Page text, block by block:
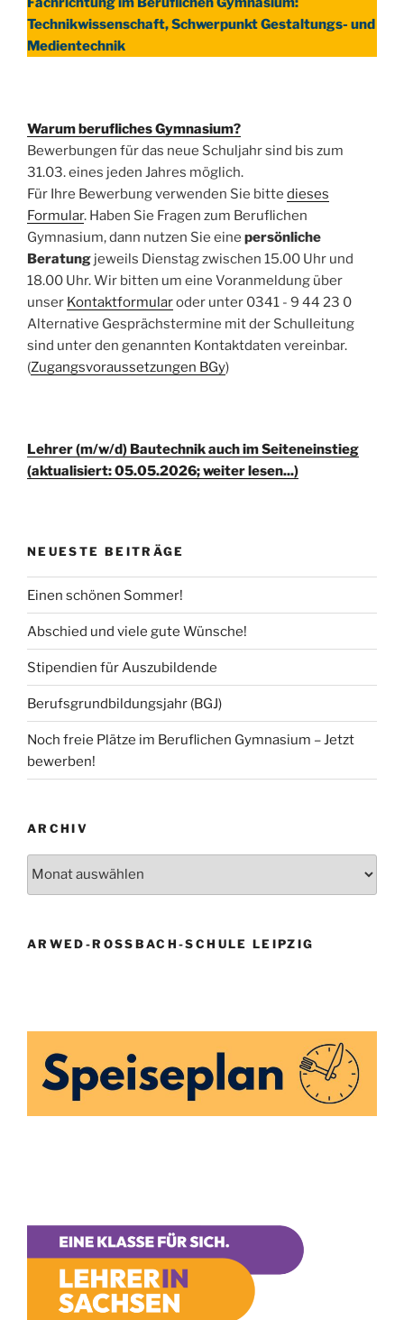
Technikwissenschaft, Schwerpunkt Gestaltungs- und
Medientechnik
Warum berufliches Gymnasium?
Bewerbungen für das neue Schuljahr sind bis zum
31.03. eines jeden Jahres möglich.
Für Ihre Bewerbung verwenden Sie bitte dieses
Formular. Haben Sie Fragen zum Beruflichen
Gymnasium, dann nutzen Sie eine persönliche
Beratung jeweils Dienstag zwischen 15.00 Uhr und
18.00 Uhr. Wir bitten um eine Voranmeldung über
unser Kontaktformularoder unter 0341 - 9 44 23 0
Alternative Gesprächstermine mit der Schulleitung
sind unter den genannten Kontaktdaten vereinbar.
(Zugangsvoraussetzungen BGy)
Lehrer (m/w/d) Bautechnik auch im Seiteneinstieg
(aktualisiert: 05.05.2026; weiter lesen...)
NEUESTE BEITRÄGE
Einen schönen Sommer!
Abschied und viele gute Wünsche!
Stipendien für Auszubildende
Berufsgrundbildungsjahr (BGJ)
Noch freie Plätze im Beruflichen Gymnasium – Jetzt
bewerben!
ARCHIV
ARWED-ROSSBACH-SCHULE LEIPZIG